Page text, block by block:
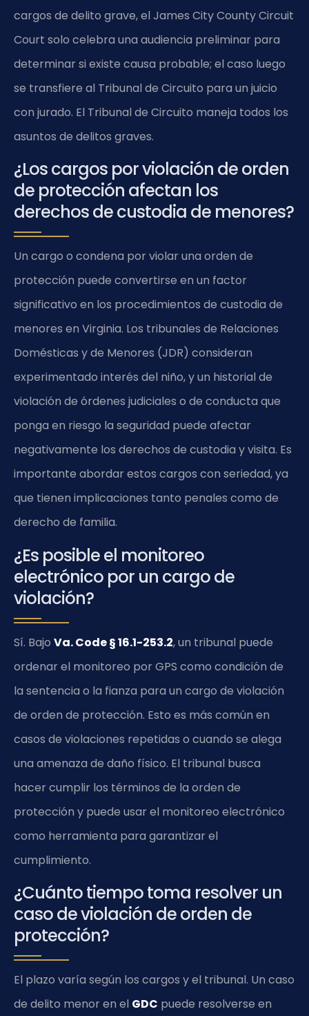
cargos de delito grave, el James City County Circuit
Court solo celebra una audiencia preliminar para
determinar si existe causa probable; el caso luego
se transfiere al Tribunal de Circuito para un juicio
con jurado. El Tribunal de Circuito maneja todos los
asuntos de delitos graves.
¿Los cargos por violación de orden
de protección afectan los
derechos de custodia de menores?
Un cargo o condena por violar una orden de
protección puede convertirse en un factor
significativo en los procedimientos de custodia de
menores en Virginia. Los tribunales de Relaciones
Domésticas y de Menores (JDR) consideran
experimentado interés del niño, y un historial de
violación de órdenes judiciales o de conducta que
ponga en riesgo la seguridad puede afectar
negativamente los derechos de custodia y visita. Es
importante abordar estos cargos con seriedad, ya
que tienen implicaciones tanto penales como de
derecho de familia.
¿Es posible el monitoreo
electrónico por un cargo de
violación?
Sí. Bajo Va. Code § 16.1-253.2, un tribunal puede
ordenar el monitoreo por GPS como condición de
la sentencia o la fianza para un cargo de violación
de orden de protección. Esto es más común en
casos de violaciones repetidas o cuando se alega
una amenaza de daño físico. El tribunal busca
hacer cumplir los términos de la orden de
protección y puede usar el monitoreo electrónico
como herramienta para garantizar el
cumplimiento.
¿Cuánto tiempo toma resolver un
caso de violación de orden de
protección?
El plazo varía según los cargos y el tribunal. Un caso
de delito menor en el GDC puede resolverse en